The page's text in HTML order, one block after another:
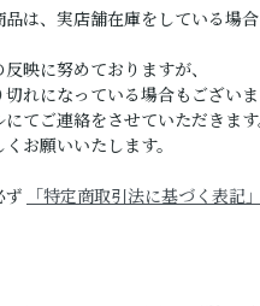
は、実店舗在庫をしている場
映に努めておりますが、
れになっている場合もございま
てご連絡をさせていただきます
お願いいたします。
ず 「特定商取引法に基づく表記